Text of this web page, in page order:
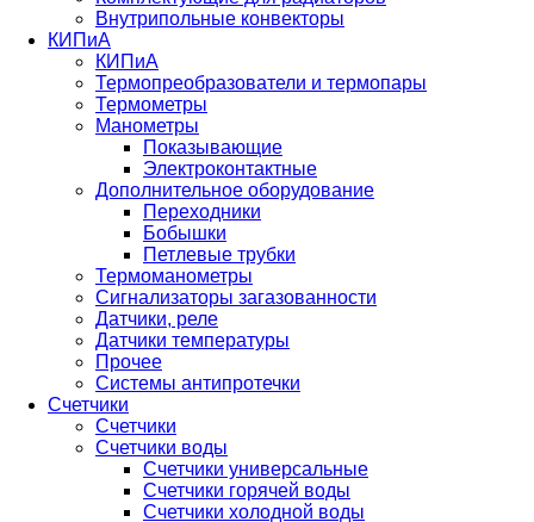
Внутрипольные конвекторы
КИПиА
КИПиА
Термопреобразователи и термопары
Термометры
Манометры
Показывающие
Электроконтактные
Дополнительное оборудование
Переходники
Бобышки
Петлевые трубки
Термоманометры
Сигнализаторы загазованности
Датчики, реле
Датчики температуры
Прочее
Системы антипротечки
Счетчики
Счетчики
Счетчики воды
Счетчики универсальные
Счетчики горячей воды
Счетчики холодной воды